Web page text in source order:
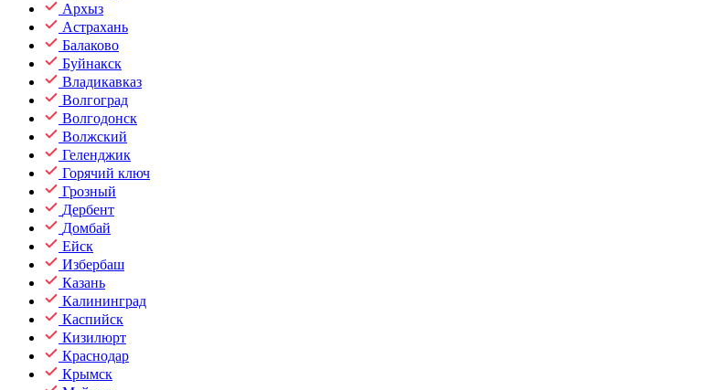
Архыз
Астрахань
Балаково
Буйнакск
Владикавказ
Волгоград
Волгодонск
Волжский
Геленджик
Горячий ключ
Грозный
Дербент
Домбай
Ейск
Избербаш
Казань
Калининград
Каспийск
Кизилюрт
Краснодар
Крымск